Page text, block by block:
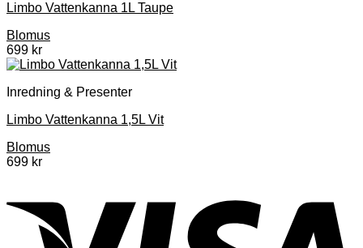
Limbo Vattenkanna 1L Taupe
Blomus
699 kr
Inredning & Presenter
Limbo Vattenkanna 1,5L Vit
Blomus
699 kr